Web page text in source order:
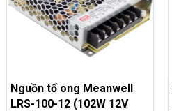
Nguồn tổ ong Meanwell
LRS-100-12 (102W 12V